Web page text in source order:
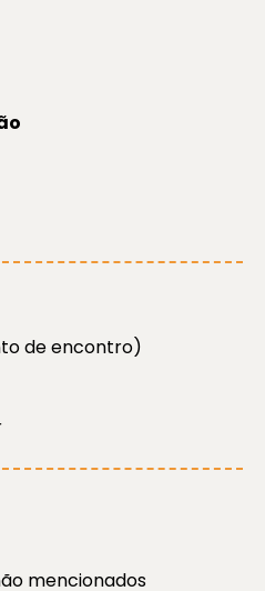
de encontro)
mencionados